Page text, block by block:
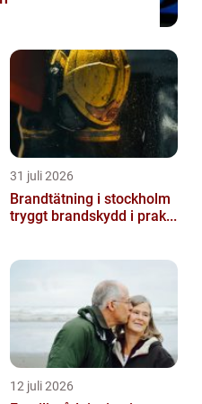
31 juli 2026
Brandtätning i stockholm
tryggt brandskydd i prak...
12 juli 2026